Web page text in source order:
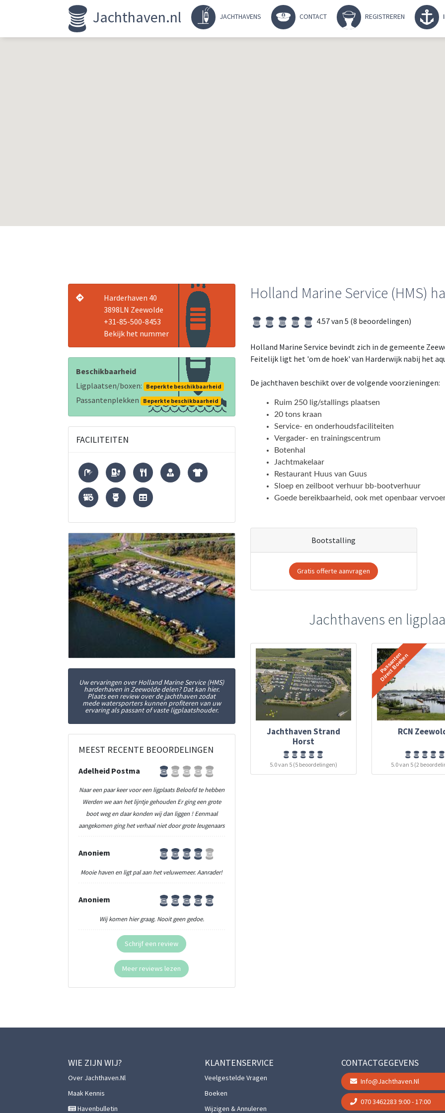
Jachthaven.nl JACHTHAVENS CONTACT REGISTREREN
Harderhaven 40
3898LN Zeewolde
+31-85-500-8453
Bekijk het nummer
Beschikbaarheid
Ligplaatsen/boxen:
Beperkte beschikbaarheid
Passantenplekken Beperkte beschikbaarheid
FACILITEITEN
Uw ervaringen over Holland Marine Service (HMS)
harderhaven in Zeewolde delen? Dat kan hier.
Plaats een review over de jachthaven zodat
mede watersporters kunnen profiteren van uw
ervaring als passant of vaste ligplaatshouder.
MEEST RECENTE BEOORDELINGEN
Adelheid Postma
Naar een paar keer voor een ligplaats Beloofd te hebben
Werden we aan het lijntje gehouden Er ging een grote
boot weg en daar konden wij dan liggen ! Eenmaal
aangekomen ging het verhaal niet door grote leugenaars
Anoniem
Mooie haven en ligt pal aan het veluwemeer. Aanrader!
Anoniem
Wij komen hier graag. Nooit geen gedoe.
Schrijf een review
Meer reviews lezen
Holland Marine Service (HMS)
4.57 van 5 (8 beoordelingen)
Holland Marine Service bevindt zich in de gemeente
Feitelijk ligt het 'om de hoek' van Harderwijk nabij het
De jachthaven beschikt over de volgende voorzieningen:
Ruim 250 lig/stallings plaatsen
20 tons kraan
Service- en onderhoudsfaciliteiten
Vergader- en trainingscentrum
Botenhal
Jachtmakelaar
Restaurant Huus van Guus
Sloep en zeilboot verhuur bb-bootverhuur
Goede bereikbaarheid, ook met openbaar
Bootstalling
Gratis offerte aanvragen
Jachthavens en
Jachthaven Strand
Horst
5.0 van 5 (5 beoordelingen)
RCN
5.0 van 5 (2
WIE ZIJN WIJ?
Over Jachthaven.nl
Maak Kennis
Havenbulletin
KLANTENSERVICE
Veelgestelde Vragen
Boeken
Wijzigen & Annuleren
CONTACTGEGEVENS
Info@jachthaven.nl
070 3462283 9:00 - 17:00